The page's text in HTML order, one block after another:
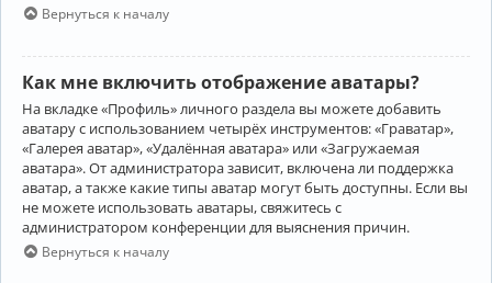
Вернуться к началу
Как мне включить отображение аватары?
На вкладке «Профиль» личного раздела вы можете добавить
аватару с использованием четырёх инструментов: «Граватар»,
«Галерея аватар», «Удалённая аватара» или «Загружаемая
аватара». От администратора зависит, включена ли поддержка
аватар, а также какие типы аватар могут быть доступны. Если вы
не можете использовать аватары, свяжитесь с
администратором конференции для выяснения причин.
Вернуться к началу